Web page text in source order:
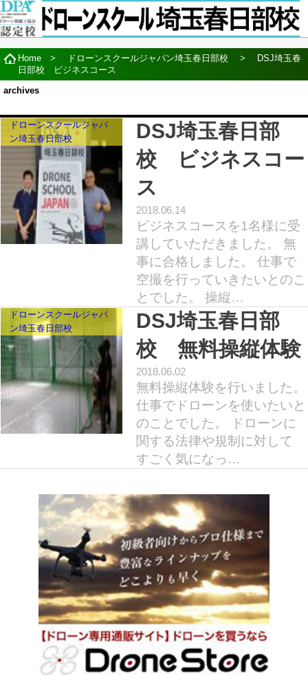
Home> ドローンスクールジャパン埼玉春日部校 >
DSJ埼玉春
日部校 ビジネスコース
ドローンスクールジャパ
ン埼玉春日部校
DSJ埼玉春日部
校 ビジネスコー
ス
2018.06.14
ビジネスコースを1名様に受
講していただきました。 無
事に合格しました。 仕事で
空撮を行っていきたいとのこ
とでした。 操縦…
ドローンスクールジャパ
ン埼玉春日部校
DSJ埼玉春日部
校 無料操縦体験
2018.06.02
無料操縦体験を行いました。
仕事でドローンを使いたいと
のことでした。 ドローンに
関する法律や規制に対して
すごく気になっ…